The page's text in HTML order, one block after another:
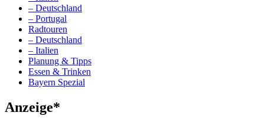
– Deutschland
– Portugal
Radtouren
– Deutschland
– Italien
Planung & Tipps
Essen & Trinken
Bayern Spezial
Anzeige*